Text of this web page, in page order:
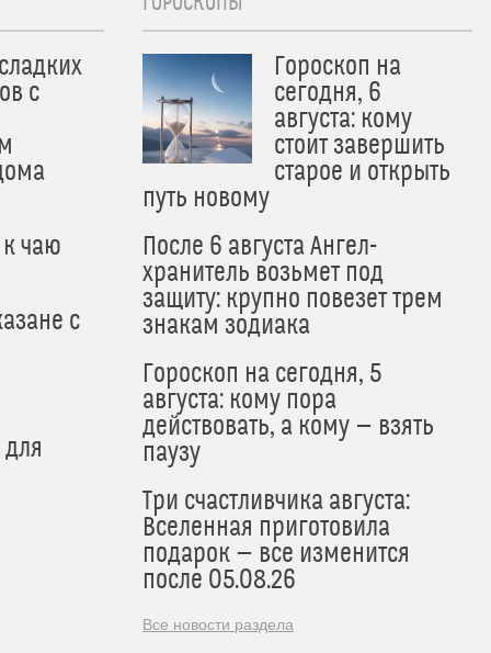
с
чаю
с
Гороскоп на
сегодня, 6
августа: кому
стоит завершить
старое и открыть
путь новому
После 6 августа Ангел-
хранитель возьмет под
защиту: крупно повезет трем
знакам зодиака
Гороскоп на сегодня, 5
августа: кому пора
действовать, а кому — взять
паузу
Три счастливчика августа:
Вселенная приготовила
подарок — все изменится
после 05.08.26
Все новости раздела